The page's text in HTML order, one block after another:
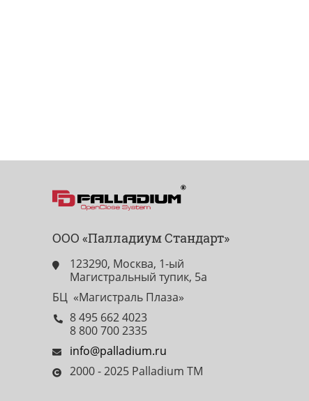
ООО «Палладиум Стандарт»
123290, Москва, 1-ый
Магистральный тупик, 5а
БЦ «Магистраль Плаза»
8 495 662 4023
8 800 700 2335
info@palladium.ru
2000 - 2025 Palladium TM